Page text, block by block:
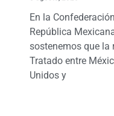
En la
República
sostenemos que la
Tratado entre
Unidos y